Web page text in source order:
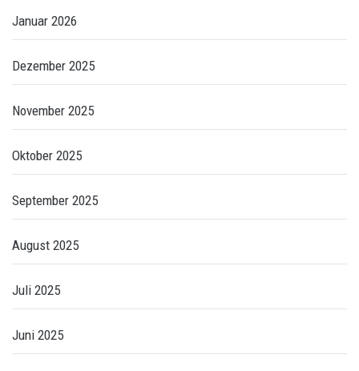
Januar 2026
Dezember 2025
November 2025
Oktober 2025
September 2025
August 2025
Juli 2025
Juni 2025